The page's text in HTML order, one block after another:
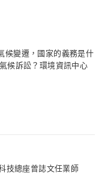
候變遷，國家的義務是什
候訴訟？環境資訊中心
技總座曾誌文任業師